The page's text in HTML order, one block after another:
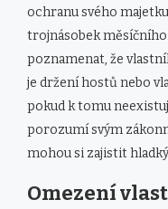
ochranu svého
trojnásobek
poznamenat, že
je držení hostů nebo
pokud k tomu
porozumí svým
mohou si zajistit
Omezení